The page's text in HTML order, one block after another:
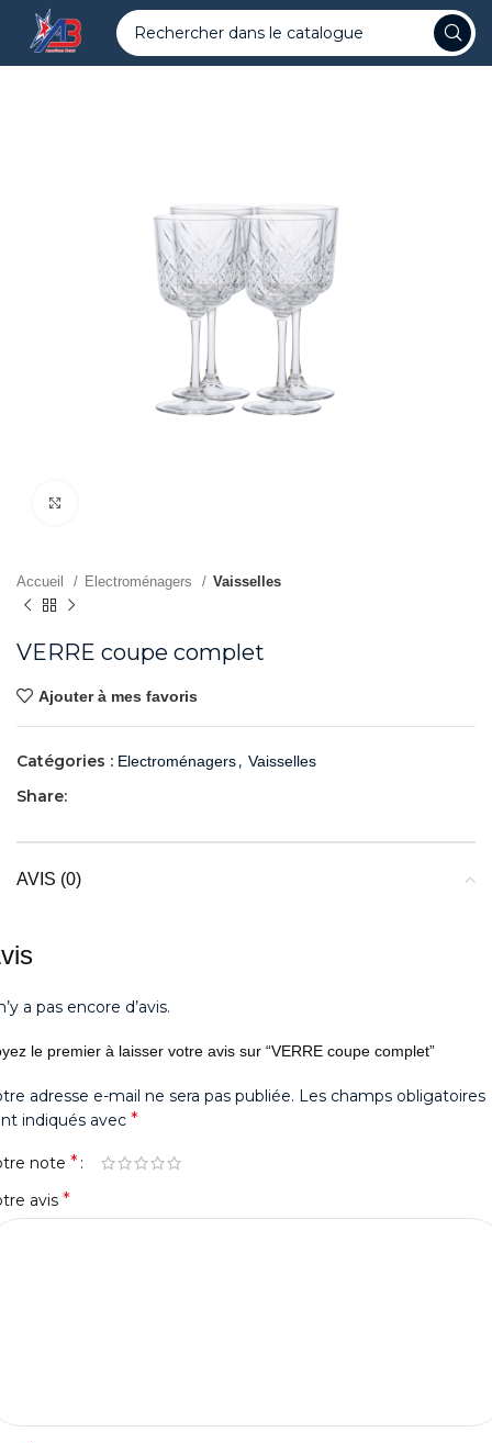
Accueil Electroménagers Vaisselles
VERRE coupe complet
Ajouter à mes favoris
Catégories : Electroménagers, Vaisselles
Share:
AVIS (0)
a pas encore d’avis.
le premier à laisser votre avis sur “VERRE coupe complet”
adresse e-mail ne sera pas publiée. Les champs obligatoires
indiqués avec *
note *
avis *